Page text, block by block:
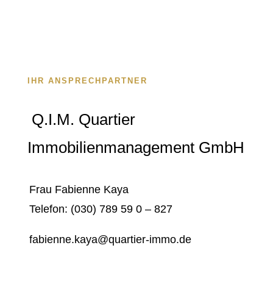
IHR ANSPRECHPARTNER
Q.I.M. Quartier
Immobilienmanagement GmbH
Frau Fabienne Kaya
Telefon: (030) 789 59 0 – 827
fabienne.kaya@quartier-immo.de